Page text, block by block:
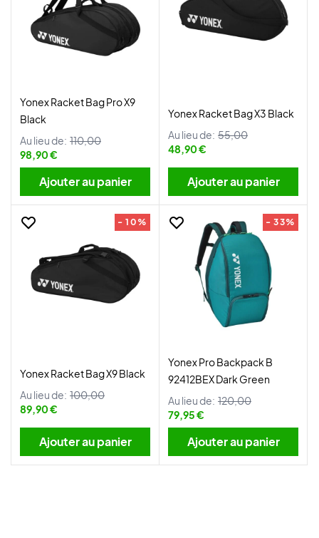
Yonex Racket Bag Pro X9
Black
Au lieu de: 110,00
98,90 €
Ajouter au panier
Yonex Racket Bag X3 Black
Au lieu de: 55,00
48,90 €
Ajouter au panier
- 10%
Yonex Racket Bag X9 Black
Au lieu de: 100,00
89,90 €
Ajouter au panier
- 33%
Yonex Pro Backpack B
92412BEX Dark Green
Au lieu de: 120,00
79,95 €
Ajouter au panier